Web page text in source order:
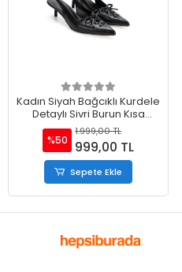
Kadın Siyah Bağcıklı Kurdele
Detaylı Sivri Burun Kısa
Topuklu Ayakkabı
%50
1.999,00 TL
999,00 TL
Sepete Ekle